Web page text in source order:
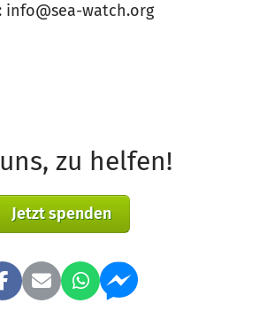
info@sea-watch.org
zu helfen!
Jetzt spenden